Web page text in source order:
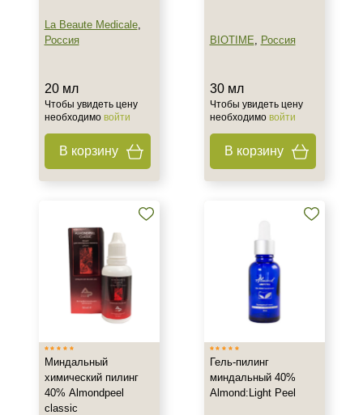
Гиперпигментация
Ровный тон
Упругость
Область применения
30 мл
Показать еще
Ингредиенты
La Beaute Medicale,
Россия
20 мл
Чтобы увидеть цену
необходимо войти
В корзину
BIOTIME, Россия
30 мл
Чтобы увидеть цену
необходимо войти
В корзину
Миндальный
химический пилинг
40% Almondpeel
classic
Гель-пилинг
миндальный 40%
Almond:Light Peel